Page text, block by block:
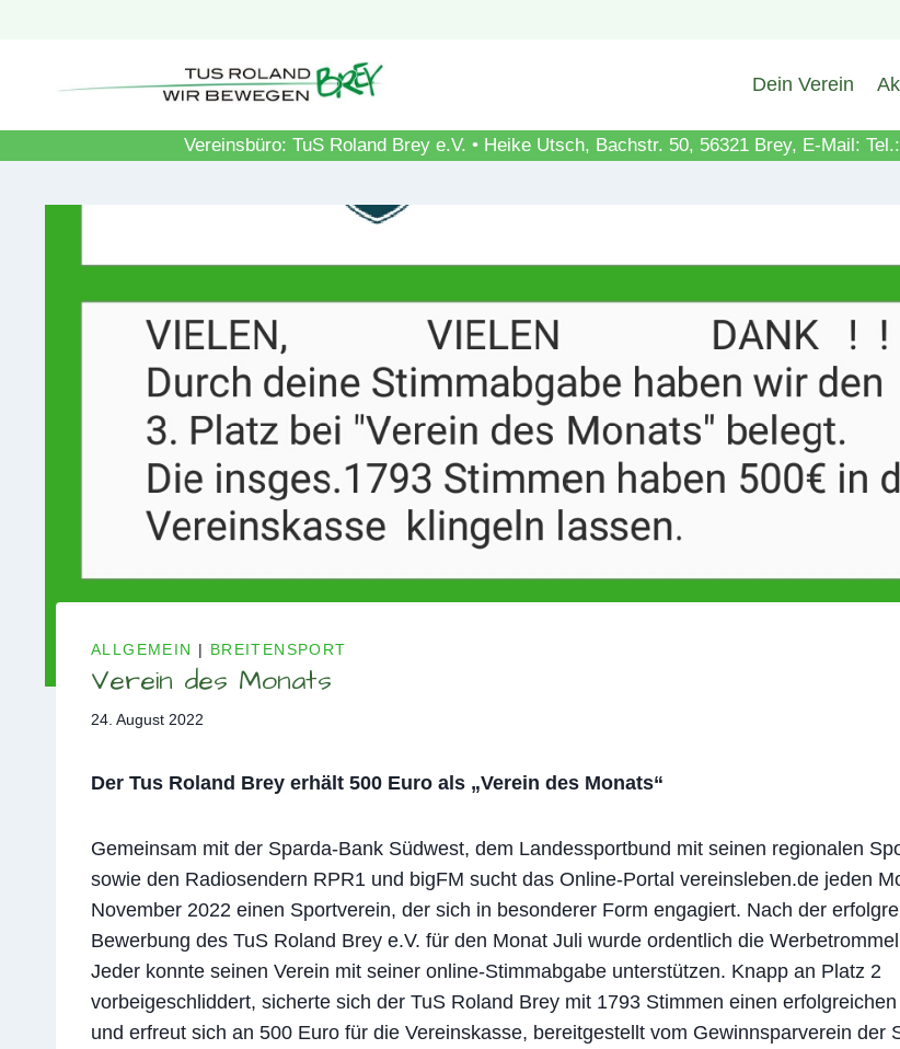
Dein Verein
Vereinsbüro: TuS Roland Brey e.V. • Heike Utsch, Bachstr. 50, 56321 Brey, E-Mail:
ALLGEMEIN | BREITENSPORT
Verein des Monats
24. August 2022
Der Tus Roland Brey erhält 500 Euro als „Verein des Monats“
Gemeinsam mit der Sparda-Bank Südwest, dem Landessportbund mit seinen regionalen
sowie den Radiosendern RPR1 und bigFM sucht das Online-Portal vereinsleben.de jeden
November 2022 einen Sportverein, der sich in besonderer Form engagiert. Nach der
Bewerbung des TuS Roland Brey e.V. für den Monat Juli wurde ordentlich die
Jeder konnte seinen Verein mit seiner online-Stimmabgabe unterstützen. Knapp an Platz 2
vorbeigeschliddert, sicherte sich der TuS Roland Brey mit 1793 Stimmen einen
und erfreut sich an 500 Euro für die Vereinskasse, bereitgestellt vom Gewinnsparverein der